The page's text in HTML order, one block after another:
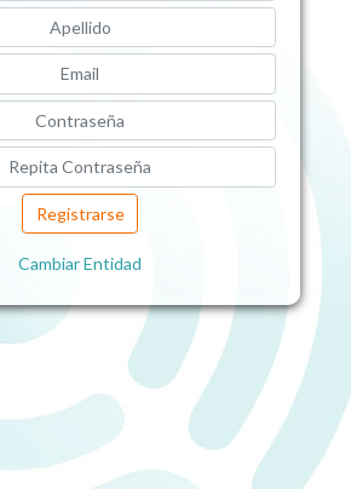
Registrarse
Cambiar Entidad